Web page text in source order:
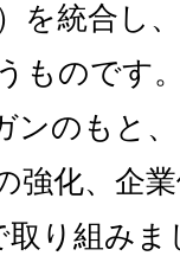
を統合し
ものです
ンのもと
強化、企
り組みま